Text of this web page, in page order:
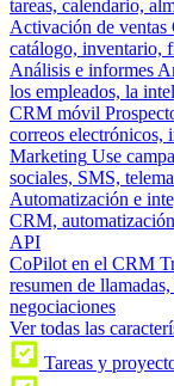
tareas, calendario,
Activación de ventas
catálogo, inventario,
Análisis e informes
los empleados, la
CRM móvil
correos electrónicos,
Marketing Use
sociales, SMS,
Automatización e
CRM,
API
CoPilot en el CRM
resumen de
negociaciones
Ver todas las
Tareas y